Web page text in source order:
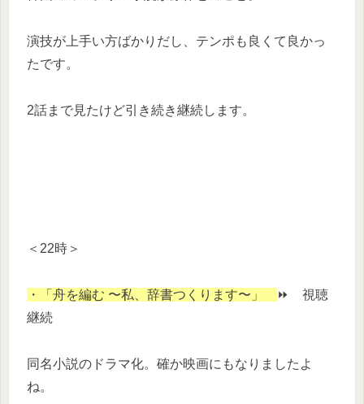
演技が上手い方ばかりだし、テンポも良くて良かっ
たです。
2話まで見たけど引き続き継続します。
＜22時＞
・「舟を編む 〜私、辞書つくります〜」
⏩ 視聴
継続
同名小説のドラマ化。確か映画にもなりましたよ
ね。